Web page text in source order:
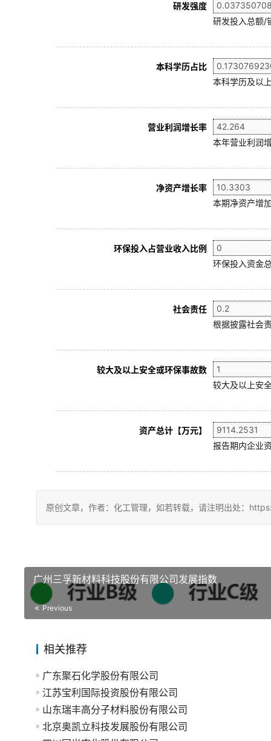
研发强度
研发投入总额/
本科学历占比
本科学历及以
营业利润增长率
本年营业利润
净资产增长率
本期净资产增
环保投入占营业收入比例
环保投入资金
社会责任
根据披露社会
较大及以上安全或环保事故数
较大及以上安
资产总计【万元】
报告期内企业
原创文章，作者：化工管理，如若转载，请注明出处：
广州三孚新材料科技股份有限公司发展指数
Previous
相关推荐
广东聚石化学股份有限公司
江苏宝利国际投资股份有限公司
山东瑞丰高分子材料股份有限公司
北京奥凯立科技发展股份有限公司